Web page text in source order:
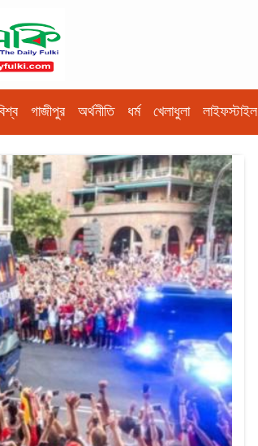
গাজীপুর অর্থনীতি ধর্ম খেলাধুলা লাইফস্টাইল